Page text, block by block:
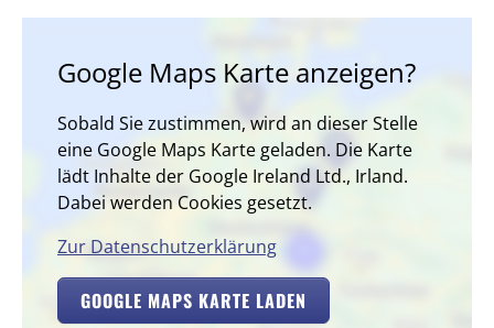
Google Maps Karte anzeigen?
Sobald Sie zustimmen, wird an dieser Stelle
eine Google Maps Karte geladen. Die Karte
lädt Inhalte der Google Ireland Ltd., Irland.
Dabei werden Cookies gesetzt.
Zur Datenschutzerklärung
GOOGLE MAPS KARTE LADEN